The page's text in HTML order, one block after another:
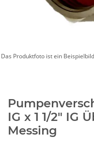
Das Produktfoto ist ein
IG x 1 1/2" IG
Messing